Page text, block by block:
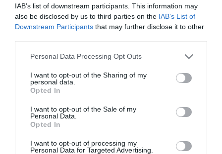
IAB’s list of downstream participants. This information may
also be disclosed by us to third parties on the IAB’s List of
Downstream Participants that may further disclose it to other
Personal Data Processing Opt Outs
I want to opt-out of the Sharing of my
personal data.
Opted In
I want to opt-out of the Sale of my
Personal Data.
Opted In
I want to opt-out of processing my
Personal Data for Targeted Advertising.
detalhes
Vincenzo
Viajante Desacompanhado Business
BOM
7
Você se hospedaria novamente nesse hotel?
SIM
Giuseppe
Viajante Desacompanhado Business
BOM